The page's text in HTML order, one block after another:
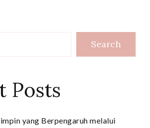
Search
Posts
yang Berpengaruh melalui